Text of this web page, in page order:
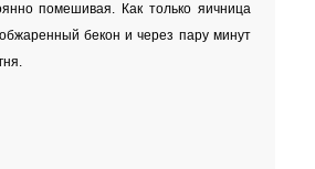
помешивая. Как только яичница
обжаренный бекон и через пару минут